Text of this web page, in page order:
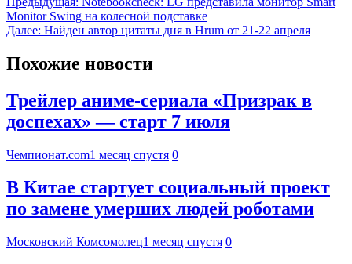
Monitor Swing на колесной подставке
Далее: Найден автор цитаты дня в Hrum от 21-22 апреля
Похожие новости
Трейлер аниме-сериала «Призрак в
доспехах» — старт 7 июля
Чемпионат.com1 месяц спустя 0
В Китае стартует социальный проект
по замене умерших людей роботами
Московский Комсомолец1 месяц спустя 0